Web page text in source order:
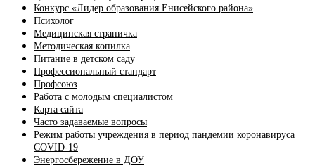
Конкурс «Лидер образования Енисейского района»
Психолог
Медицинская страничка
Методическая копилка
Питание в детском саду
Профессиональный стандарт
Профсоюз
Работа с молодым специалистом
Карта сайта
Часто задаваемые вопросы
Режим работы учреждения в период пандемии коронавируса
COVID-19
Энергосбережение в ДОУ